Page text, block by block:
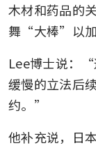
木材和药品的
舞“大棒”以加
Lee博士说：“
缓慢的立法后
约。”
他补充说，日